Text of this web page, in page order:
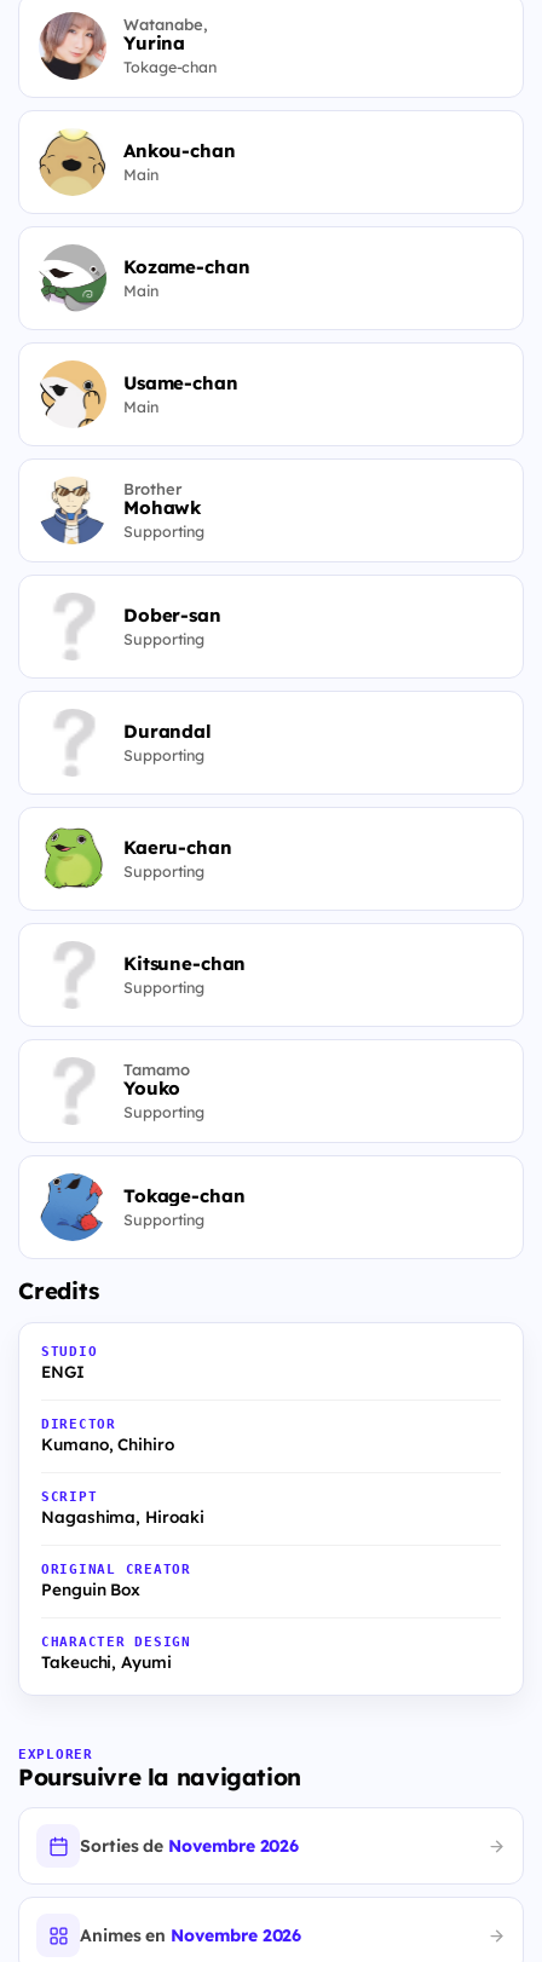
Watanabe,
Yurina
Tokage-chan
Ankou-chan
Main
Kozame-chan
Main
Usame-chan
Main
Brother
Mohawk
Supporting
Dober-san
Supporting
Durandal
Supporting
Kaeru-chan
Supporting
Kitsune-chan
Supporting
Tamamo
Youko
Supporting
Tokage-chan
Supporting
Credits
STUDIO
ENGI
DIRECTOR
Kumano, Chihiro
SCRIPT
Nagashima, Hiroaki
ORIGINAL CREATOR
Penguin Box
CHARACTER DESIGN
Takeuchi, Ayumi
EXPLORER
Poursuivre la navigation
Sorties de Novembre 2026
Animes en Novembre 2026